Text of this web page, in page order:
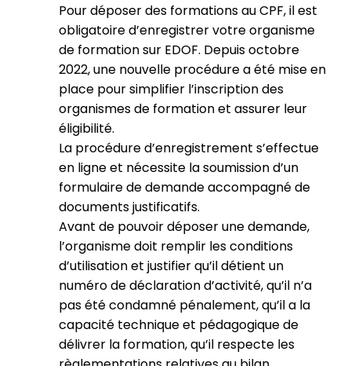
Pour déposer des formations au CPF, il est
obligatoire d’enregistrer votre organisme
de formation sur EDOF. Depuis octobre
2022, une nouvelle procédure a été mise en
place pour simplifier l’inscription des
organismes de formation et assurer leur
éligibilité.
La procédure d’enregistrement s’effectue
en ligne et nécessite la soumission d’un
formulaire de demande accompagné de
documents justificatifs.
Avant de pouvoir déposer une demande,
l’organisme doit remplir les conditions
d’utilisation et justifier qu’il détient un
numéro de déclaration d’activité, qu’il n’a
pas été condamné pénalement, qu’il a la
capacité technique et pédagogique de
délivrer la formation, qu’il respecte les